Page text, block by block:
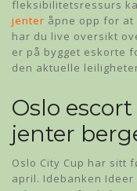
fleksibilitetsressurs
jenter åpne opp for at
har du live oversikt
er på bygget eskorte
den aktuelle
Oslo
jenter
Oslo City Cup har sitt
april. Idebanken